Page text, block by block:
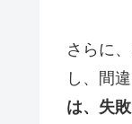
さらに
し、間
は、失